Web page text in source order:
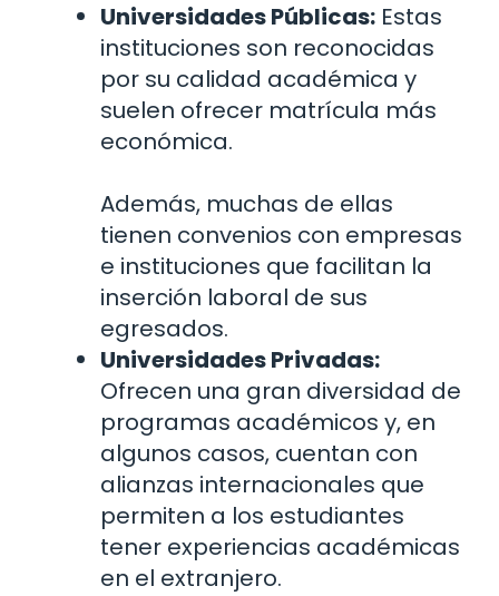
Universidades Públicas: Estas
instituciones son reconocidas
por su calidad académica y
suelen ofrecer matrícula más
económica.
Además, muchas de ellas
tienen convenios con empresas
e instituciones que facilitan la
inserción laboral de sus
egresados.
Universidades Privadas:
Ofrecen una gran diversidad de
programas académicos y, en
algunos casos, cuentan con
alianzas internacionales que
permiten a los estudiantes
tener experiencias académicas
en el extranjero.